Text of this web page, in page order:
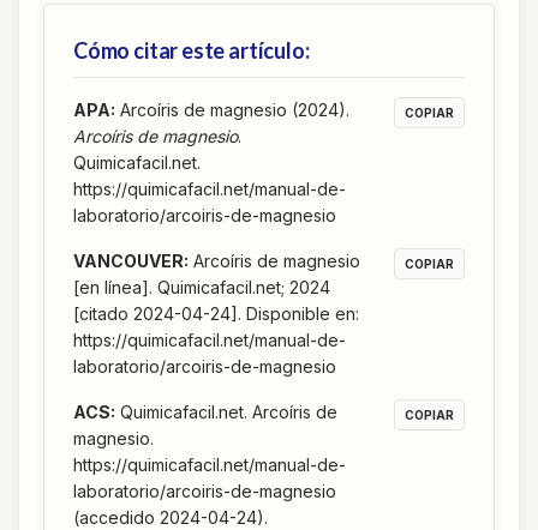
Cómo citar este artículo:
APA: Arcoíris de magnesio (2024).
Arcoíris de magnesio.
Quimicafacil.net.
https://quimicafacil.net/manual-de-
laboratorio/arcoiris-de-magnesio
COPIAR
VANCOUVER: Arcoíris de magnesio
[en línea]. Quimicafacil.net; 2024
[citado 2024-04-24]. Disponible en:
https://quimicafacil.net/manual-de-
laboratorio/arcoiris-de-magnesio
COPIAR
ACS: Quimicafacil.net. Arcoíris de
magnesio.
https://quimicafacil.net/manual-de-
laboratorio/arcoiris-de-magnesio
(accedido 2024-04-24).
COPIAR